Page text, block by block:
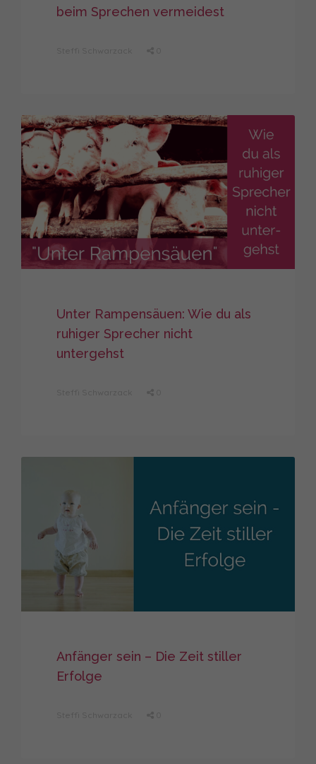
beim Sprechen vermeidest
Unter Rampensäuen: Wie du als
ruhiger Sprecher nicht
untergehst
Anfänger sein – Die Zeit stiller
Erfolge